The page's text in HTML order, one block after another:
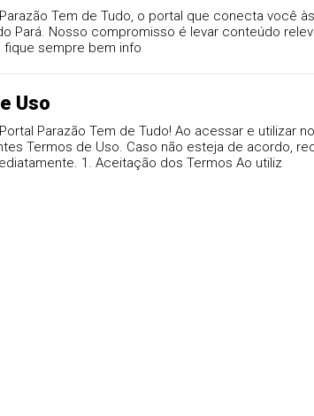
Tem de Tudo, o portal que conecta você
Pará. Nosso compromisso é levar conteúdo
fique sempre bem info
Uso
Parazão Tem de Tudo! Ao acessar e utilizar
Termos de Uso. Caso não esteja de acordo,
1. Aceitação dos Termos Ao utiliz